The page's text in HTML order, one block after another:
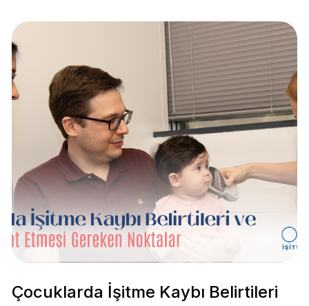
Çocuklarda İşitme Kaybı Belirtileri